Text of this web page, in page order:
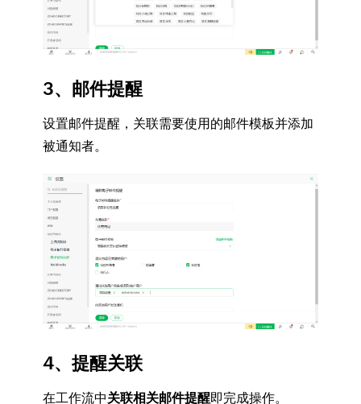
3、邮件提醒
设置邮件提醒 ，关联需要使用的邮件模板并添加
被通知者。
4、提醒关联
在工作流中关联相关邮件提醒即完成操作。